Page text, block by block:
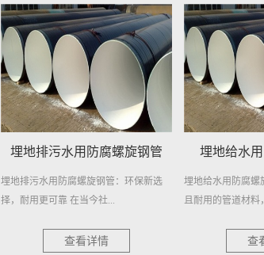
埋地给水用防腐螺旋钢管
埋地给水用防腐螺旋钢管，作为一种高效
且耐用的管道材料，近年来在各...
查看详情
埋地自来水
在繁忙的城市生活
日常生活的重要元
查